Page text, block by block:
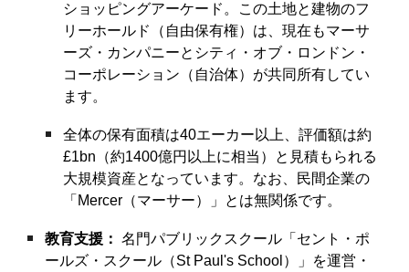
ショッピングアーケード。この土地と建物のフ
リーホールド（自由保有権）は、現在もマーサ
ーズ・カンパニーとシティ・オブ・ロンドン・
コーポレーション（自治体）が共同所有してい
ます。
全体の保有面積は40エーカー以上、評価額は約
£1bn（約1400億円以上に相当）と見積もられる
大規模資産となっています。なお、民間企業の
「Mercer（マーサー）」とは無関係です。
教育支援： 名門パブリックスクール「セント・ポ
ールズ・スクール（St Paul's School）」を運営・